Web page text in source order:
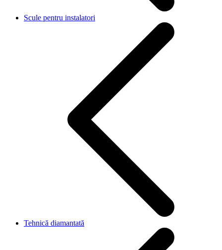
Scule pentru instalatori
Tehnică diamantată